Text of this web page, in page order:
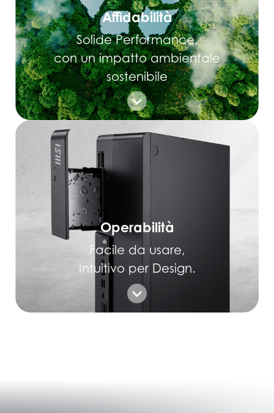
Affidabilità
Solide Performance,
con un impatto ambientale
sostenibile
Operabilità
Facile da usare,
Intuitivo per Design.